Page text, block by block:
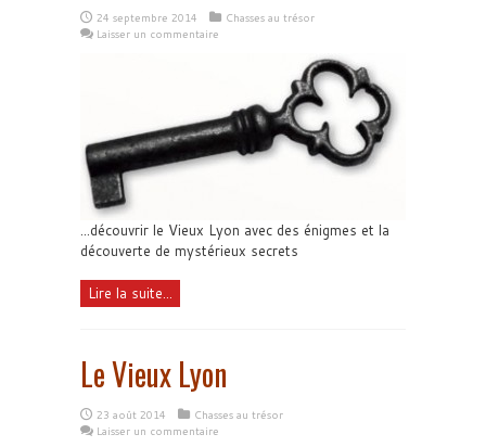
24 septembre 2014
Chasses au trésor
Laisser un commentaire
...découvrir le Vieux Lyon avec des énigmes et la
découverte de mystérieux secrets
Lire la suite...
Le Vieux Lyon
23 août 2014
Chasses au trésor
Laisser un commentaire